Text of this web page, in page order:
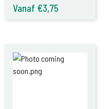
Vanaf €3,75